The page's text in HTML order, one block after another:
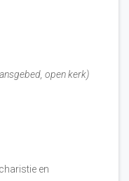
open kerk)
en